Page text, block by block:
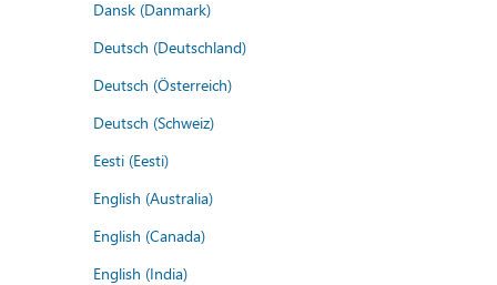
Dansk (Danmark)
Deutsch (Deutschland)
Deutsch (Österreich)
Deutsch (Schweiz)
Eesti (Eesti)
English (Australia)
English (Canada)
English (India)